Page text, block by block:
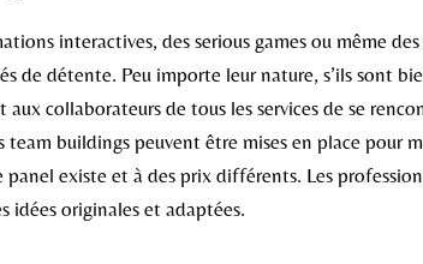
interactives, des serious games ou même
de détente. Peu importe leur nature, s’ils sont
collaborateurs de tous les services de se
team buildings peuvent être mises en place pour
panel existe et à des prix différents. Les
idées originales et adaptées.